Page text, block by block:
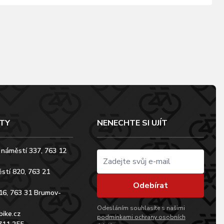
337, 763 12
820, 763 21
763 31 Brumov-
NENECHTE SI UJÍT
Odebírat
Odesláním souhlasíte s našimi
podmínkami ochrany osobních